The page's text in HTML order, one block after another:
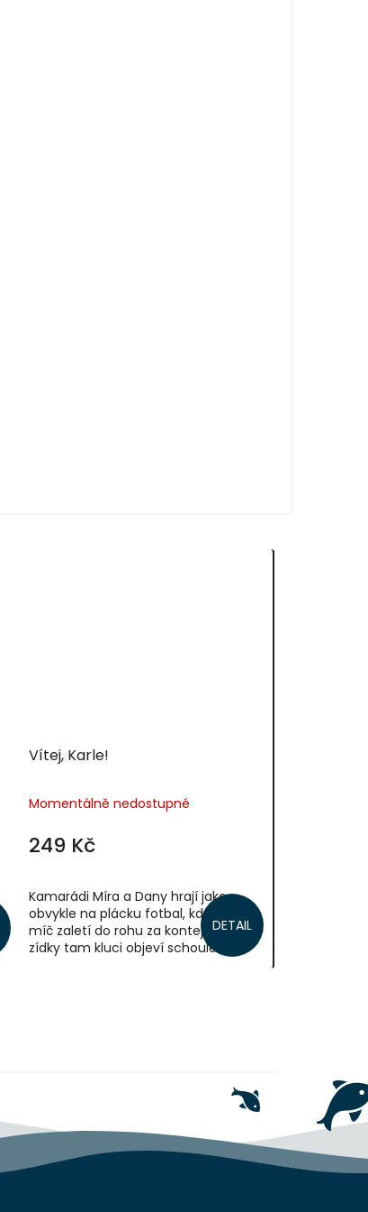
Vítej, Karle!
Momentálně nedostupné
249 Kč
DETAIL
Kamarádi Míra a Dany hrají jako
obvykle na plácku fotbal, když jim
míč zaletí do rohu za kontejnery. U
zídky tam kluci objeví schouleného